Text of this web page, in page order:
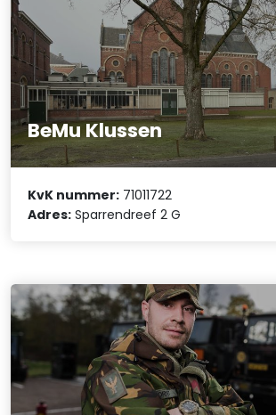
BeMu Klussen
KvK nummer: 71011722
Adres: Sparrendreef 2 G